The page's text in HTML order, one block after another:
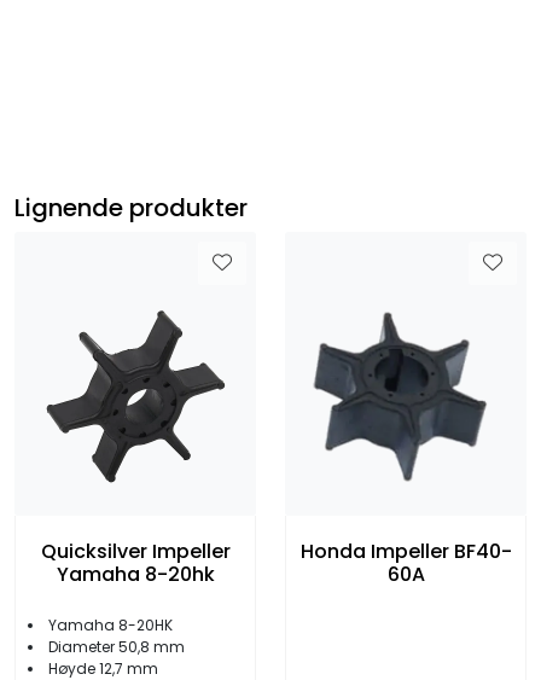
Lignende produkter
Quicksilver Impeller
Yamaha 8-20hk
Yamaha 8-20HK
Diameter 50,8 mm
Høyde 12,7 mm
Honda Impeller BF40-
60A